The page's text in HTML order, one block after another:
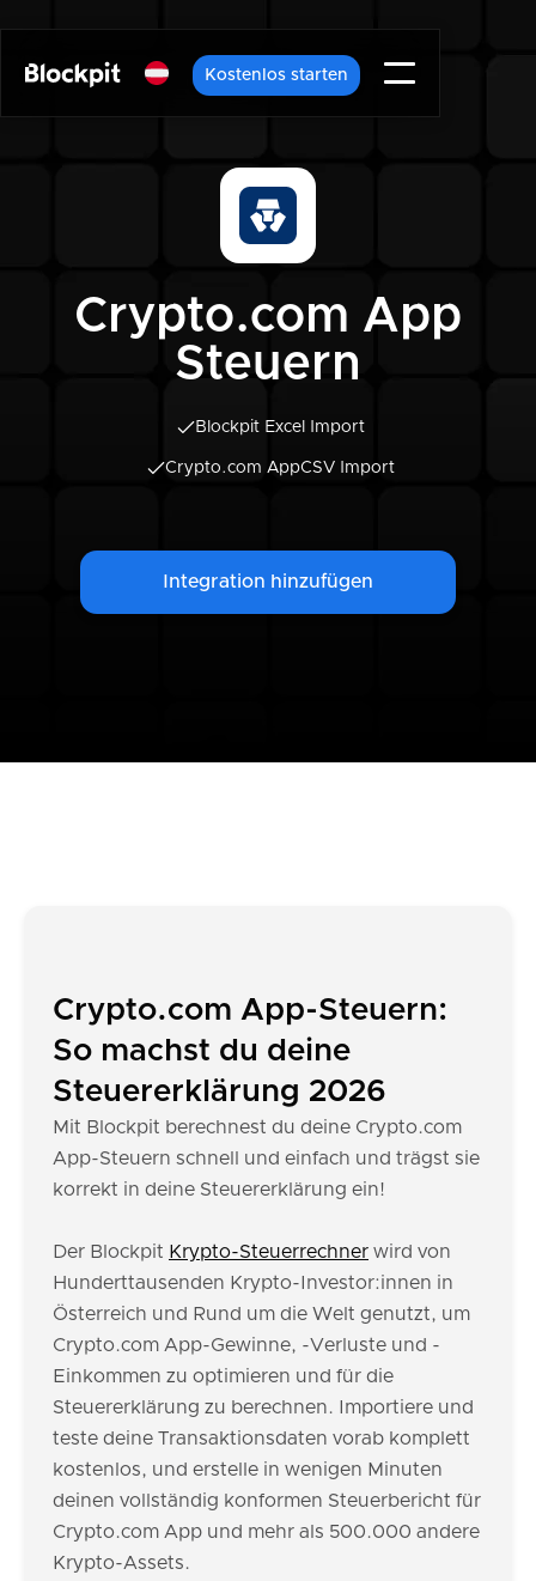
Kostenlos starten
Crypto.com App
Steuern
Blockpit Excel Import
Crypto.com AppCSV Import
Integration hinzufügen
Crypto.com App-Steuern:
So machst du deine
Steuererklärung 2026
Mit Blockpit berechnest du deine Crypto.com
App-Steuern schnell und einfach und trägst sie
korrekt in deine Steuererklärung ein!
Der Blockpit Krypto-Steuerrechner wird von
Hunderttausenden Krypto-Investor:innen in
Österreich und Rund um die Welt genutzt, um
Crypto.com App-Gewinne, -Verluste und -
Einkommen zu optimieren und für die
Steuererklärung zu berechnen. Importiere und
teste deine Transaktionsdaten vorab komplett
kostenlos, und erstelle in wenigen Minuten
deinen vollständig konformen Steuerbericht für
Crypto.com App und mehr als 500.000 andere
Krypto-Assets.